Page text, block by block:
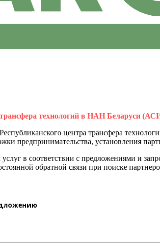
трансфера технологий в НАН Беларуси
центра трансфера
предпринимательства, установления
в соответствии с предложениями и
обратной связи при поиске